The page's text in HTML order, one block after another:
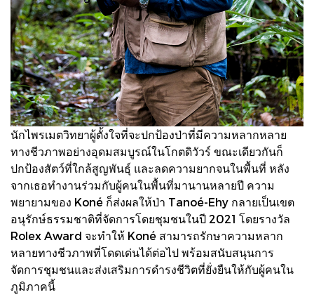
นักไพรเมตวิทยาผู้ตั้งใจที่จะปกป้องป่าที่มีความหลากหลาย
ทางชีวภาพอย่างอุดมสมบูรณ์ในโกตดิวัวร์ ขณะเดียวกันก็
ปกป้องสัตว์ที่ใกล้สูญพันธุ์ และลดความยากจนในพื้นที่ หลัง
จากเธอทำงานร่วมกับผู้คนในพื้นที่มานานหลายปี ความ
พยายามของ Koné ก็ส่งผลให้ป่า Tanoé-Ehy กลายเป็นเขต
อนุรักษ์ธรรมชาติที่จัดการโดยชุมชนในปี 2021 โดยรางวัล
Rolex Award จะทำให้ Koné สามารถรักษาความหลาก
หลายทางชีวภาพที่โดดเด่นได้ต่อไป พร้อมสนับสนุนการ
จัดการชุมชนและส่งเสริมการดำรงชีวิตที่ยั่งยืนให้กับผู้คนใน
ภูมิภาคนี้